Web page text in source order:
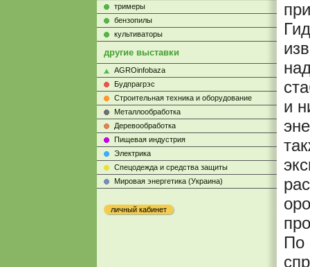
тримеры
бензопилы
культиваторы
другие выставки
AGROinfobaza
Будпрагрэс
Строительная техника и оборудование
Металлообработка
Деревообработка
Пищевая индустрия
Электрика
Cпецодежда и средства защиты
Мировая энергетика (Украина)
личный кабинет
и
По